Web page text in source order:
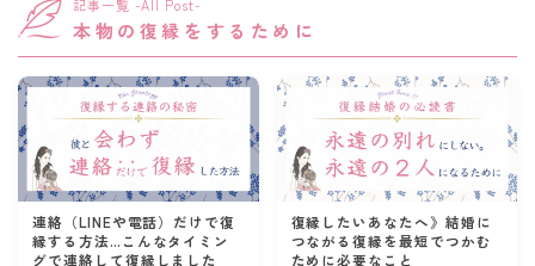
「彼ともう一度やり直したい」
そう願った私の支えとなり、役にも立った復縁本の一
【今スグ・無料】 で読めちゃいます。
＼ 詳しくは画像をクリック！／
記事一覧 -All Post-
本物の復縁をするために
連絡（LINEや電話）だけで復
縁する方法…こんなタイミン
グで連絡して復縁しました
復縁したいあなたへ》結婚に
つながる復縁を最短でつかむ
ために必要なこと